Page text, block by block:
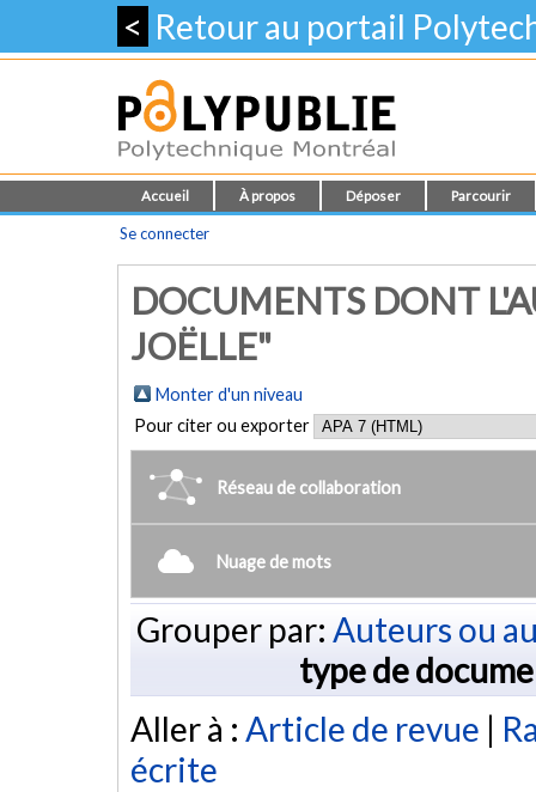
< Retour au portail
Accueil À propos Déposer Parcourir
Se connecter
DOCUMENTS DONT
JOËLLE"
Monter d'un niveau
Pour citer ou exporter
Réseau de collaboration
Nuage de mots
Grouper par: Auteurs ou
type de
Aller à : Article de revue |
écrite